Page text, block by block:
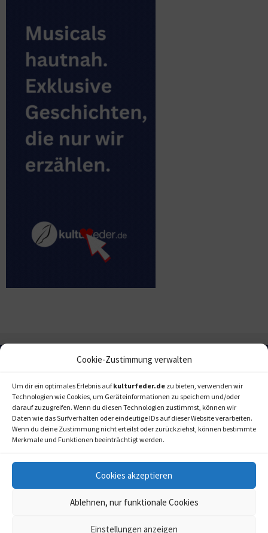
Cookie-Zustimmung verwalten
Um dir ein optimales Erlebnis aufkulturfeder.de zu bieten, verwenden wir
Technologien wie Cookies, um Geräteinformationen zu speichern und/oder
darauf zuzugreifen. Wenn du diesen Technologien zustimmst, können wir
Daten wie das Surfverhalten oder eindeutige IDs auf dieser Website verarbeiten.
Wenn du deine Zustimmung nicht erteilst oder zurückziehst, können bestimmte
Merkmale und Funktionen beeinträchtigt werden.
Cookies akzeptieren
Ablehnen, nur funktionale Cookies
Einstellungen anzeigen